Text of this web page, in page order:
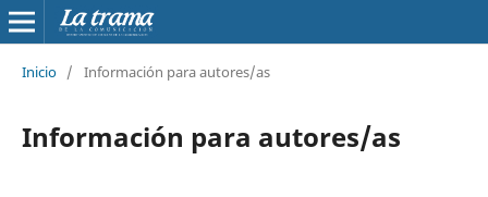
Inicio / Información para autores/as
Información para autores/as